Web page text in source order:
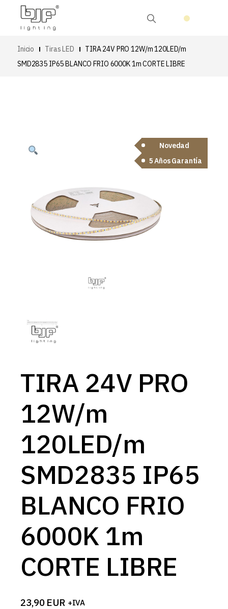
Inicio Tiras LED
TIRA 24V PRO 12W/m 120LED/m
SMD2835 IP65 BLANCO FRIO 6000K 1m CORTE LIBRE
Novedad
5 Años Garantía
TIRA 24V PRO
12W/m
120LED/m
SMD2835 IP65
BLANCO FRIO
6000K 1m
CORTE LIBRE
23,90 EUR +IVA